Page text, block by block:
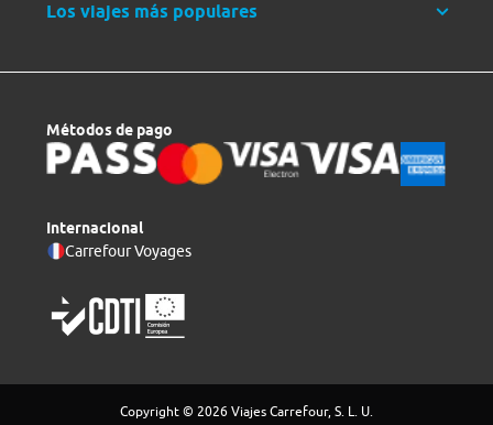
Los viajes más populares
Métodos de pago
Internacional
Carrefour Voyages
Copyright © 2026 Viajes Carrefour, S. L. U.